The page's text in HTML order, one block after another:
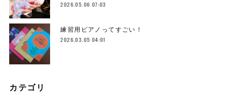
2026.05.06 07:03
練習用ピアノってすごい！
2026.03.05 04:01
カテゴリ